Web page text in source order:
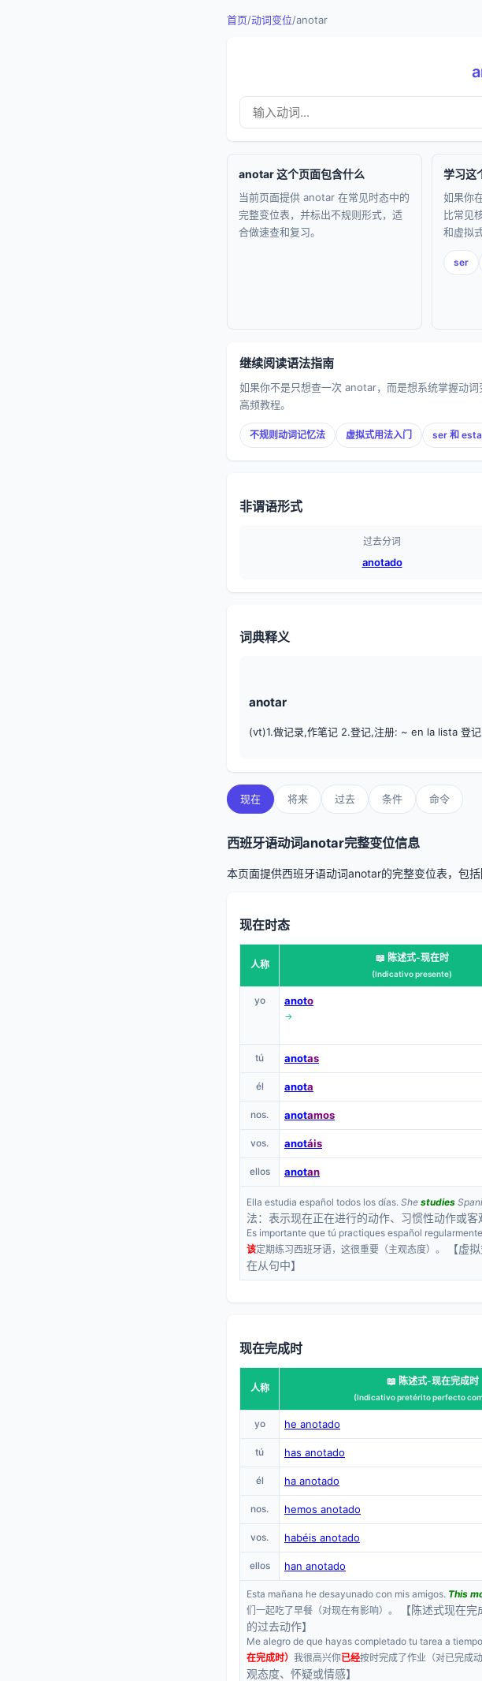
首页/动词变位/anotar
anotar 这个页面包含什么
当前页面提供 anotar 在常见时态中的
完整变位表，并标出不规则形式，适
合做速查和复习。
学习这
如果你
比常见
和虚拟
ser
继续阅读语法指南
如果你不是只想查一次 anotar，而是想系统掌握动
高频教程。
不规则动词记忆法 虚拟式用法入门 ser 和
非谓语形式
过去分词
anotado
词典释义
anotar
(vt)1.做记录,作笔记 2.登记,注册: ~ en la lista 登
现在 将来 过去 条件 命令
西班牙语动词anotar完整变位信息
本页面提供西班牙语动词anotar的完整变位表，包
现在时态
人称
📖 陈述式-现在时
(Indicativo presente)
yo anoto
→
tú anotas
él anota
nos. anotamos
vos. anotáis
ellos anotan
Ella estudia español todos los días. She studies
法：表示现在正在进行的动作、习惯性动作或客
Es importante que tú practiques español
该定期练习西班牙语，这很重要（主观态度）。
【虚
在从句中】
现在完成时
人称
📖 陈述式-现在完成时
(Indicativo pretérito perfecto
yo he anotado
tú has anotado
él ha anotado
nos. hemos anotado
vos. habéis anotado
ellos han anotado
Esta mañana he desayunado con mis amigos. This
们一起吃了早餐（对现在有影响）。
【陈述式现在
的过去动作】
Me alegro de que hayas completado tu tarea a
在完成时） 我很高兴你已经按时完成了作业（对已完成
观态度、怀疑或情感】